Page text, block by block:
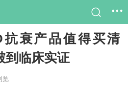
衰产品值得买清
到临床实证
览